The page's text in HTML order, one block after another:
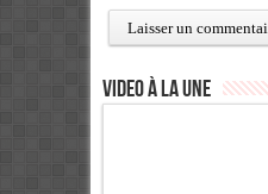
Video à la Une